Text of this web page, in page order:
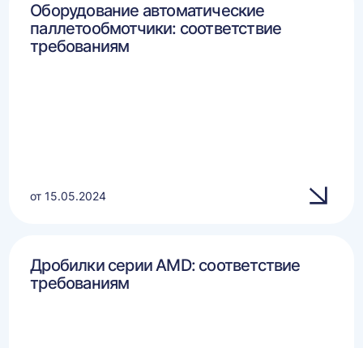
Оборудование автоматические
паллетообмотчики: соответствие
требованиям
от 15.05.2024
Дробилки серии AMD: соответствие
требованиям